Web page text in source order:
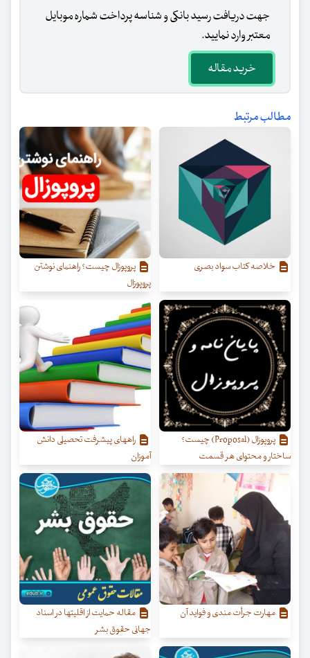
جهت دریافت رسید بانکی و شناسه پرداخت شماره موبایل
معتبر وارد نمایید.
خرید مقاله
مطالب مرتبط
خلاصه کتاب سواد بصری
پروپوزال چیست؟ راهنمای نوشتن
پروپوزال
پروپوزال (Proposal) چیست؟
ساختار و محتوای هر قسمت
راههای پیشرفت تحصیلی دانش
آموزان
مهارت جرأت مندی و فواید آن
مقاله حمایت از اقلیتها در اسناد
جهانی حقوق بشر